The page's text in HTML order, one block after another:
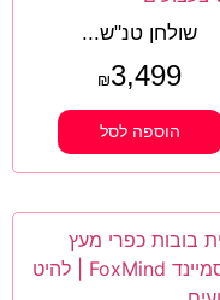
שולחן טנ"ש...
₪3,499
הוספה לסל